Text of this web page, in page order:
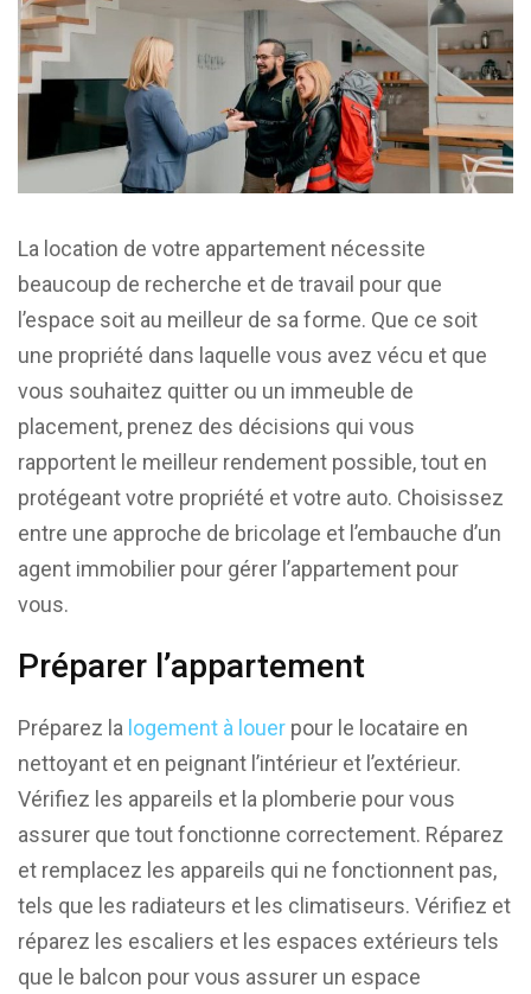
La location de votre appartement nécessite
beaucoup de recherche et de travail pour que
l’espace soit au meilleur de sa forme. Que ce soit
une propriété dans laquelle vous avez vécu et que
vous souhaitez quitter ou un immeuble de
placement, prenez des décisions qui vous
rapportent le meilleur rendement possible, tout en
protégeant votre propriété et votre auto. Choisissez
entre une approche de bricolage et l’embauche d’un
agent immobilier pour gérer l’appartement pour
vous.
Préparer l’appartement
Préparez la logement à louer pour le locataire en
nettoyant et en peignant l’intérieur et l’extérieur.
Vérifiez les appareils et la plomberie pour vous
assurer que tout fonctionne correctement. Réparez
et remplacez les appareils qui ne fonctionnent pas,
tels que les radiateurs et les climatiseurs. Vérifiez et
réparez les escaliers et les espaces extérieurs tels
que le balcon pour vous assurer un espace